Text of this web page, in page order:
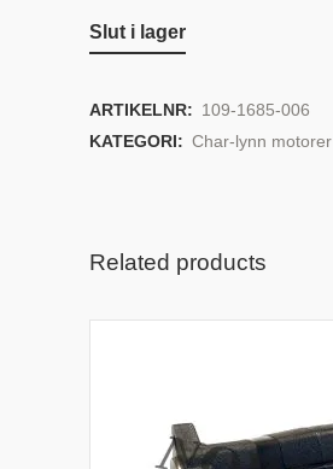
Slut i lager
ARTIKELNR: 109-1685-006
KATEGORI: Char-lynn motorer
Related products